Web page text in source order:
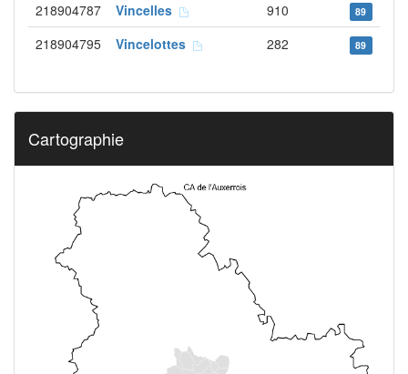
218904787 Vincelles 910 89
218904795 Vincelottes 282 89
Cartographie